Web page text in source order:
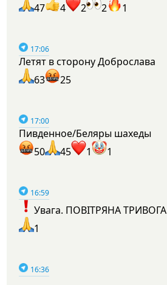
47
4 2 2 1
17:06
Летят в сторону Доброслава
63
25
17:00
Пивденное/Беляры шахеды
50
45 1 1
16:59
Увага. ПОВІТРЯНА ТРИВОГА
1
16:36